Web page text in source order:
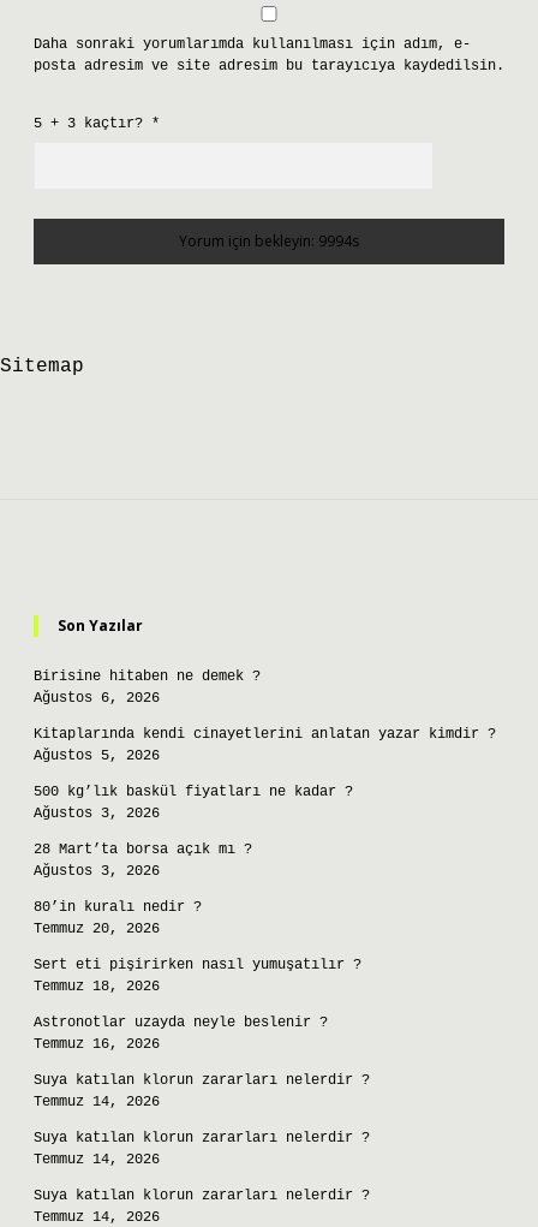
Daha sonraki yorumlarımda kullanılması için adım, e-
posta adresim ve site adresim bu tarayıcıya kaydedilsin.
5 + 3 kaçtır? *
Sitemap
Son Yazılar
Birisine hitaben ne demek ?
Ağustos 6, 2026
Kitaplarında kendi cinayetlerini anlatan yazar kimdir ?
Ağustos 5, 2026
500 kg’lık baskül fiyatları ne kadar ?
Ağustos 3, 2026
28 Mart’ta borsa açık mı ?
Ağustos 3, 2026
80’in kuralı nedir ?
Temmuz 20, 2026
Sert eti pişirirken nasıl yumuşatılır ?
Temmuz 18, 2026
Astronotlar uzayda neyle beslenir ?
Temmuz 16, 2026
Suya katılan klorun zararları nelerdir ?
Temmuz 14, 2026
Suya katılan klorun zararları nelerdir ?
Temmuz 14, 2026
Suya katılan klorun zararları nelerdir ?
Temmuz 14, 2026